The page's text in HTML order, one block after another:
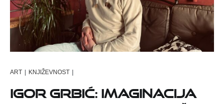
ART | KNJIŽEVNOST |
Igor Grbić: Imaginacija